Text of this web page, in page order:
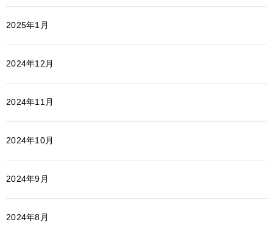
2025年1月
2024年12月
2024年11月
2024年10月
2024年9月
2024年8月